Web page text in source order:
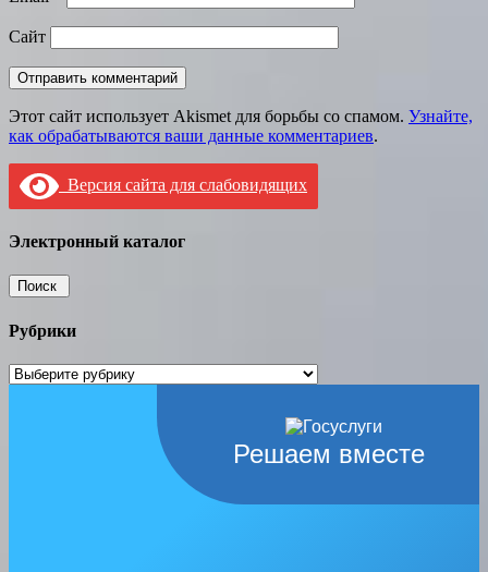
Сайт
Этот сайт использует Akismet для борьбы со спамом. Узнайте,
как обрабатываются ваши данные комментариев.
Версия сайта для слабовидящих
Электронный каталог
Рубрики
Рубрики
Решаем вместе